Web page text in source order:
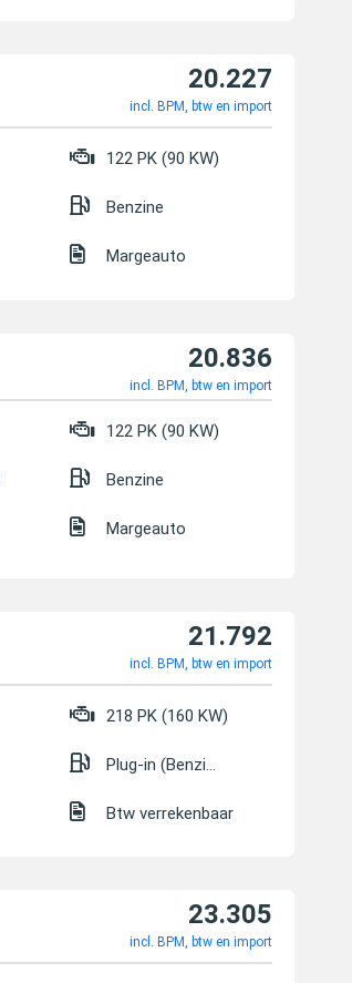
20.227
incl. BPM, btw en import
122 PK (90 KW)
Benzine
Margeauto
20.836
incl. BPM, btw en import
122 PK (90 KW)
Benzine
Margeauto
21.792
incl. BPM, btw en import
218 PK (160 KW)
Plug-in (Benzine/Elektrisch)
Btw verrekenbaar
23.305
incl. BPM, btw en import